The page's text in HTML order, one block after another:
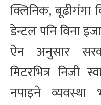
क्लिनिक, बूढीगंगा
डेन्टल पनि विना
ऐन अनुसार
मिटरभित्र निजी
नपाइने व्यवस्था